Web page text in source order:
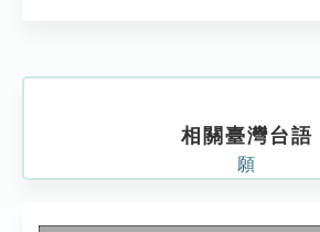
相關臺灣台語
願